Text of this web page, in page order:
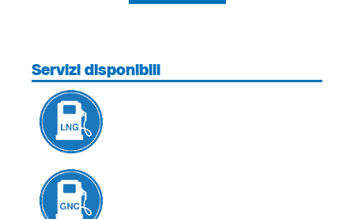
Servizi disponibili